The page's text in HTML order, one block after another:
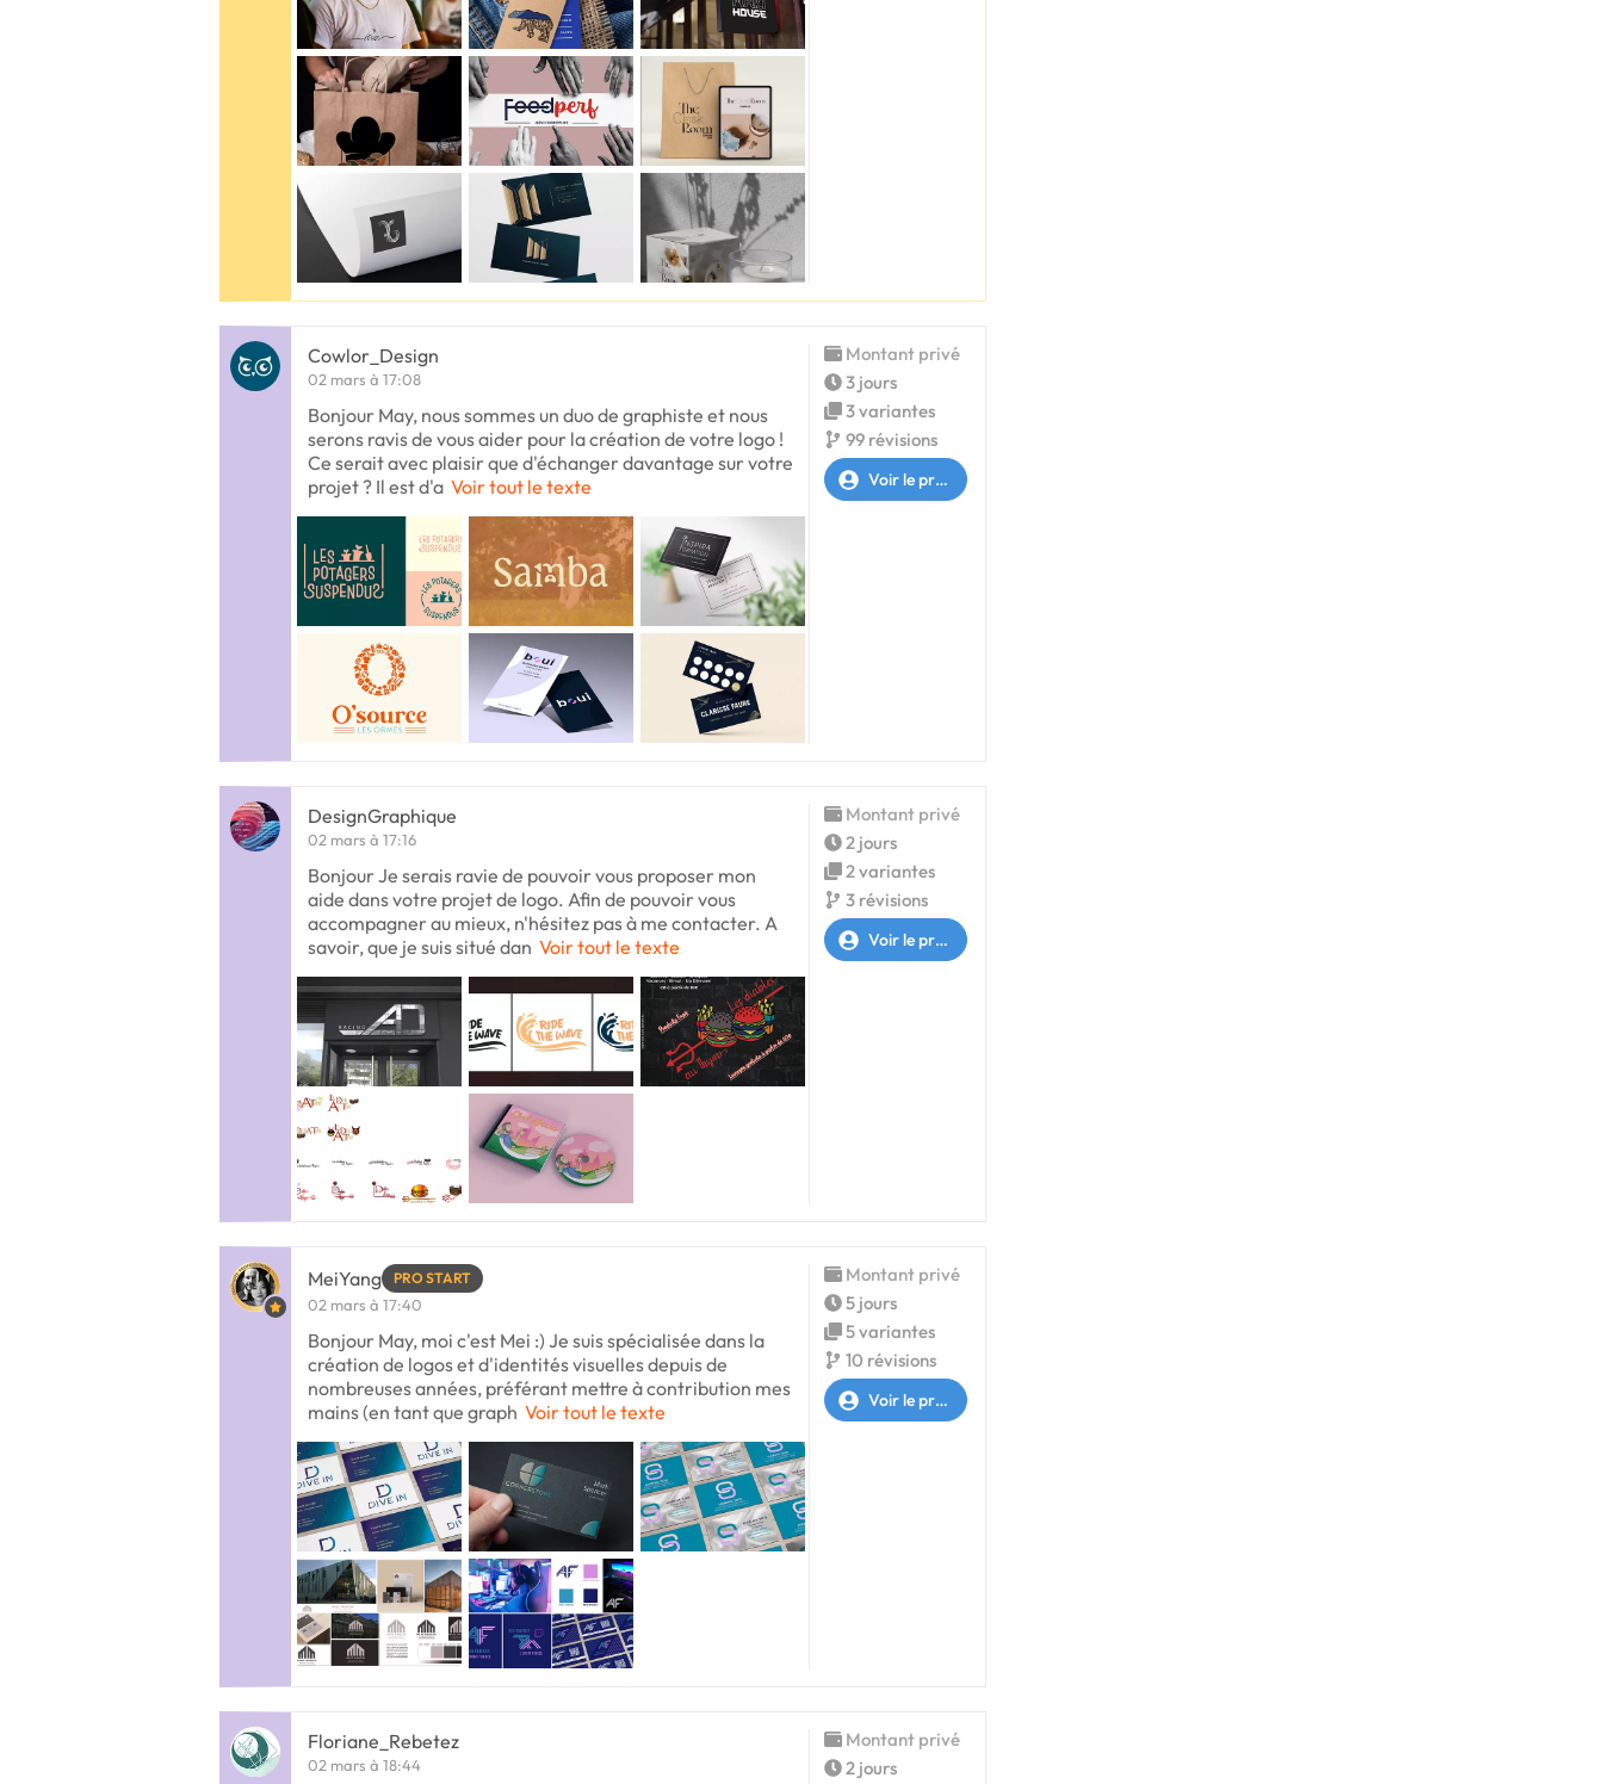
Cowlor_Design
02 mars à 17:08
Bonjour May, nous sommes un duo de graphiste et nous
serons ravis de vous aider pour la création de votre logo !
Ce serait avec plaisir que d'échanger davantage sur votre
projet ? Il est d'a Voir tout le texte
Montant privé
3 jours
3 variantes
99 révisions
Voir le profil
DesignGraphique
02 mars à 17:16
Bonjour Je serais ravie de pouvoir vous proposer mon
aide dans votre projet de logo. Afin de pouvoir vous
accompagner au mieux, n'hésitez pas à me contacter. A
savoir, que je suis situé dan Voir tout le texte
Montant privé
2 jours
2 variantes
3 révisions
Voir le profil
MeiYang PRO START
02 mars à 17:40
Bonjour May, moi c'est Mei :) Je suis spécialisée dans la
création de logos et d'identités visuelles depuis de
nombreuses années, préférant mettre à contribution mes
mains (en tant que graph Voir tout le texte
Montant privé
5 jours
5 variantes
10 révisions
Voir le profil
Floriane_Rebetez
02 mars à 18:44
Montant privé
2 jours